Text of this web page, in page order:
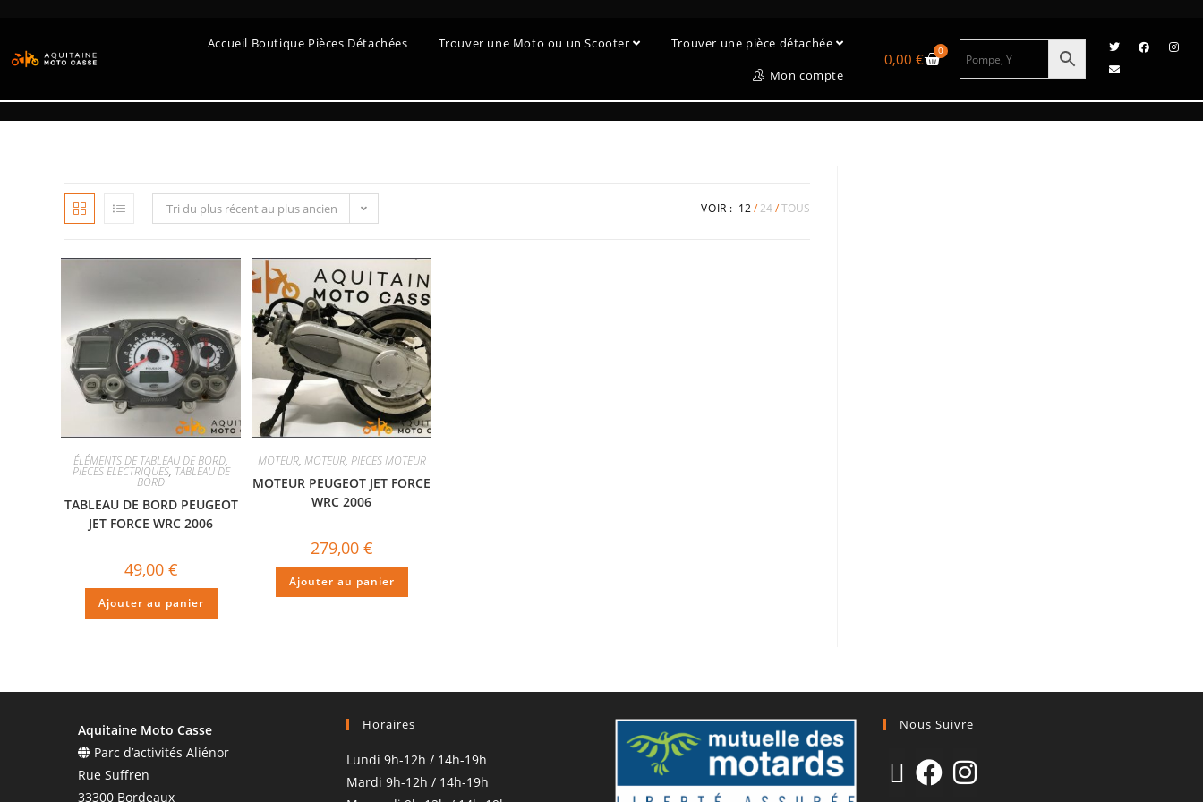
Accueil Boutique Pièces Détachées Trouver une Moto ou un Scooter
Trouver une pièce détachée
Mon compte
0,00 € 0
Tri du plus récent au plus ancien VOIR : 12 24 TOUS
ÉLÉMENTS DE TABLEAU DE BORD,
PIECES ELECTRIQUES, TABLEAU DE
BORD
TABLEAU DE BORD PEUGEOT
JET FORCE WRC 2006
49,00 €
Ajouter au panier
MOTEUR, MOTEUR, PIECES MOTEUR
MOTEUR PEUGEOT JET FORCE
WRC 2006
279,00 €
Ajouter au panier
Aquitaine Moto Casse
Parc d’activités Aliénor
Rue Suffren
33300 Bordeaux
Horaires
Lundi 9h-12h / 14h-19h
Mardi 9h-12h / 14h-19h
Nous Suivre